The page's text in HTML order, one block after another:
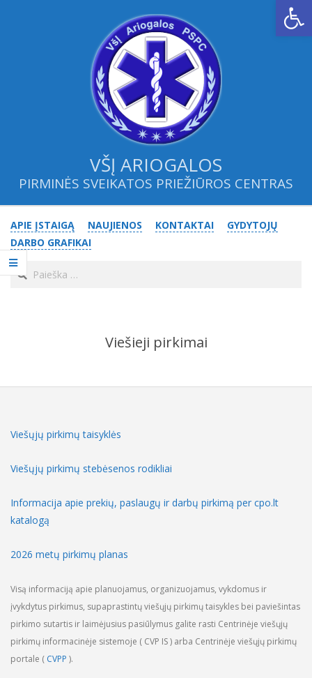
VŠĮ ARIOGALOS
PIRMINĖS SVEIKATOS PRIEŽIŪROS CENTRAS
Navigation
Menu
APIE ĮSTAIGĄ NAUJIENOS KONTAKTAI
GYDYTOJŲ
DARBO GRAFIKAI
Search
Viešieji pirkimai
Viešųjų pirkimų taisyklės
Viešųjų pirkimų stebėsenos rodikliai
Informacija apie prekių, paslaugų ir darbų pirkimą per cpo.lt
katalogą
2026 metų pirkimų planas
Visą informaciją apie planuojamus, organizuojamus, vykdomus ir
įvykdytus pirkimus, supaprastintų viešųjų pirkimų taisykles bei paviešintas
pirkimo sutartis ir laimėjusius pasiūlymus galite rasti Centrinėje viešųjų
pirkimų informacinėje sistemoje ( CVP IS ) arba Centrinėje viešųjų pirkimų
portale ( CVPP ).